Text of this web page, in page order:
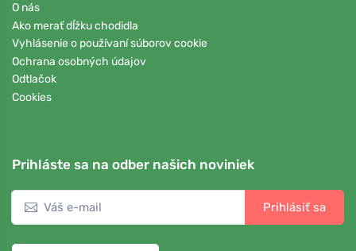
O nás
Ako merať dĺžku chodidla
Vyhlásenie o používaní súborov cookie
Ochrana osobných údajov
Odtlačok
Cookies
Prihláste sa na odber našich noviniek
Prihlásiť sa